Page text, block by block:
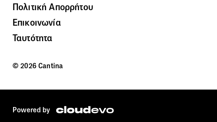
Πολιτική Απορρήτου
Επικοινωνία
Ταυτότητα
© 2026 Cantina
Powered by